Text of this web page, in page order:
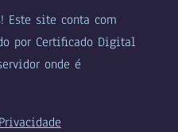
Este site conta com
por Certificado Digital
onde é